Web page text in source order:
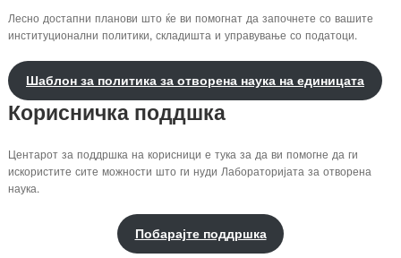
Лесно достапни планови што ќе ви помогнат да започнете со вашите
институционални политики, складишта и управување со податоци.
Шаблон за политика за отворена наука на единицата
Корисничка поддшка
Центарот за поддршка на корисници е тука за да ви помогне да ги
искористите сите можности што ги нуди Лабораторијата за отворена
наука.
Побарајте поддршка